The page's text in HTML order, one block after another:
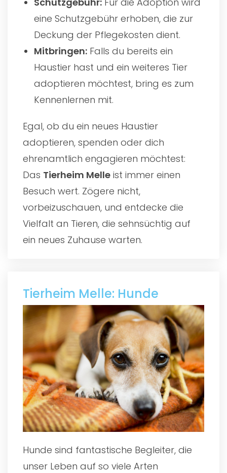
eine Schutzgebühr erhoben, die zur
Deckung der Pflegekosten dient.
Mitbringen: Falls du bereits ein
Haustier hast und ein weiteres Tier
adoptieren möchtest, bring es zum
Kennenlernen mit.
Egal, ob du ein neues Haustier
adoptieren, spenden oder dich
ehrenamtlich engagieren möchtest:
Das Tierheim Melle ist immer einen
Besuch wert. Zögere nicht,
vorbeizuschauen, und entdecke die
Vielfalt an Tieren, die sehnsüchtig auf
ein neues Zuhause warten.
Tierheim Melle: Hunde
Hunde sind fantastische Begleiter, die
unser Leben auf so viele Arten